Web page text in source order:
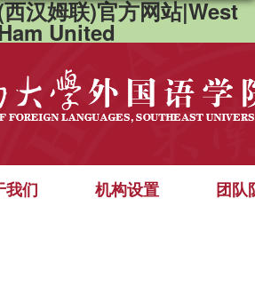
汉姆联)官方网站|West
United
我们 机构设置 团队